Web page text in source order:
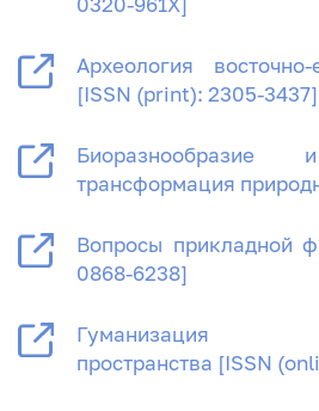
0320-961X]
Археология
[ISSN (print): 2305-3437]
Биоразнообразие
трансформация
Вопросы прикладной
0868-6238]
Гуманизация
пространства [ISSN